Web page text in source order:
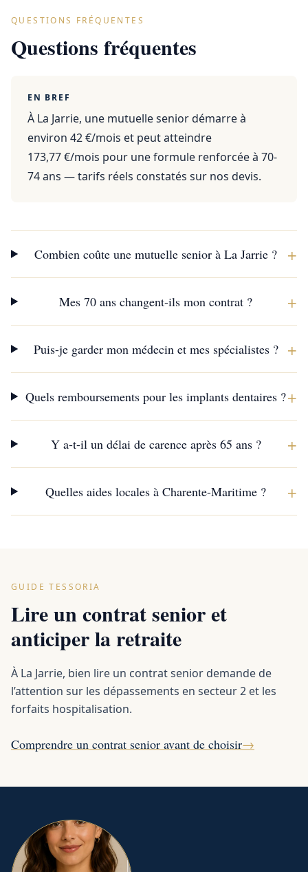
QUESTIONS FRÉQUENTES
Questions fréquentes
EN BREF
À La Jarrie, une mutuelle senior démarre à
environ 42 €/mois et peut atteindre
173,77 €/mois pour une formule renforcée à 70-
74 ans — tarifs réels constatés sur nos devis.
Combien coûte une mutuelle senior à La Jarrie ? +
Mes 70 ans changent-ils mon contrat ? +
Puis-je garder mon médecin et mes spécialistes ? +
Quels remboursements pour les implants dentaires ?+
Y a-t-il un délai de carence après 65 ans ? +
Quelles aides locales à Charente-Maritime ? +
GUIDE TESSORIA
Lire un contrat senior et
anticiper la retraite
À La Jarrie, bien lire un contrat senior demande de
l’attention sur les dépassements en secteur 2 et les
forfaits hospitalisation.
Comprendre un contrat senior avant de choisir→